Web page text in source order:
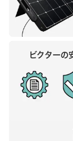
ビクターの
高効率